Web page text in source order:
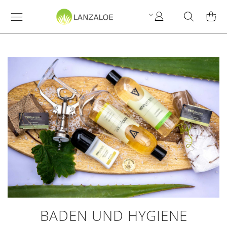
Search
My
Account
MY
BADEN UND HYGIENE